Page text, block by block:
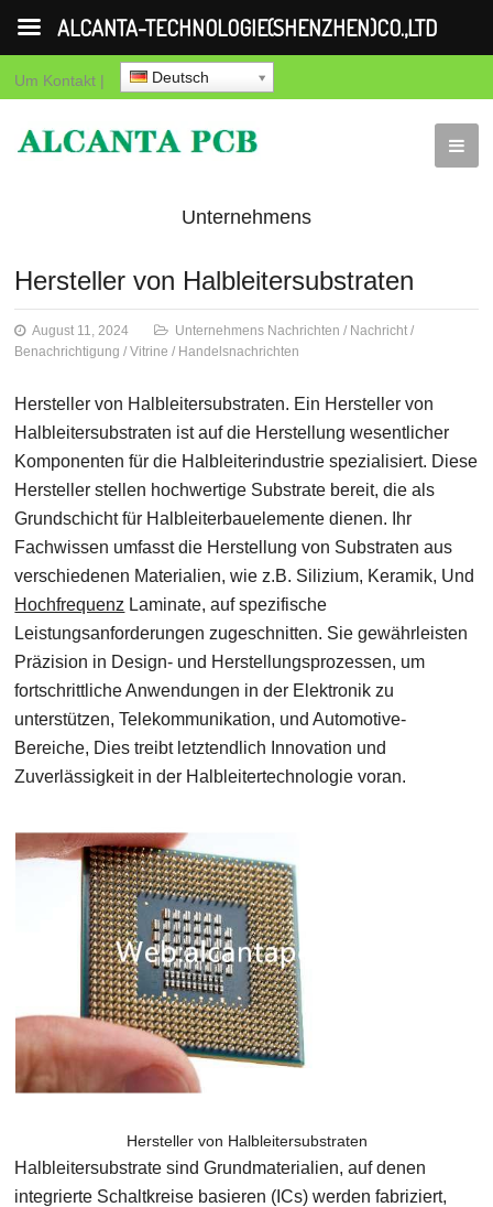
Um Kontakt | Deutsch
Unternehmens
Nachrichten Nachricht
Hersteller von Halbleitersubstraten
August 11, 2024 Unternehmens Nachrichten / Nachricht /
Benachrichtigung /Vitrine / Handelsnachrichten
Hersteller von Halbleitersubstraten. Ein Hersteller von
Halbleitersubstraten ist auf die Herstellung wesentlicher
Komponenten für die Halbleiterindustrie spezialisiert. Diese
Hersteller stellen hochwertige Substrate bereit, die als
Grundschicht für Halbleiterbauelemente dienen. Ihr
Fachwissen umfasst die Herstellung von Substraten aus
verschiedenen Materialien, wie z.B. Silizium, Keramik, Und
Hochfrequenz Laminate, auf spezifische
Leistungsanforderungen zugeschnitten. Sie gewährleisten
Präzision in Design- und Herstellungsprozessen, um
fortschrittliche Anwendungen in der Elektronik zu
unterstützen, Telekommunikation, und Automotive-
Bereiche, Dies treibt letztendlich Innovation und
Zuverlässigkeit in der Halbleitertechnologie voran.
Hersteller von Halbleitersubstraten
Halbleitersubstrate sind Grundmaterialien, auf denen
integrierte Schaltkreise basieren (ICs) werden fabriziert,
ALCANTA-TECHNOLOGIE(SHENZHEN)CO.,LTD